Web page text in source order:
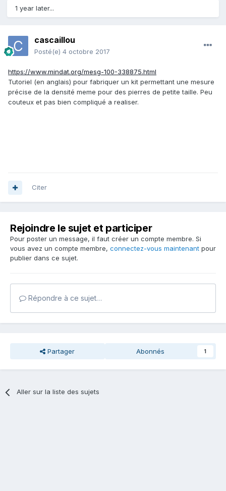
1 year later...
cascaillou
Posté(e) 4 octobre 2017
https://www.mindat.org/mesg-100-338875.html
Tutoriel (en anglais) pour fabriquer un kit permettant une mesure
précise de la densité meme pour des pierres de petite taille. Peu
couteux et pas bien compliqué a realiser.
Citer
Rejoindre le sujet et participer
Pour poster un message, il faut créer un compte membre. Si
vous avez un compte membre, connectez-vous maintenant pour
publier dans ce sujet.
Répondre à ce sujet…
Partager Abonnés 1
Aller sur la liste des sujets